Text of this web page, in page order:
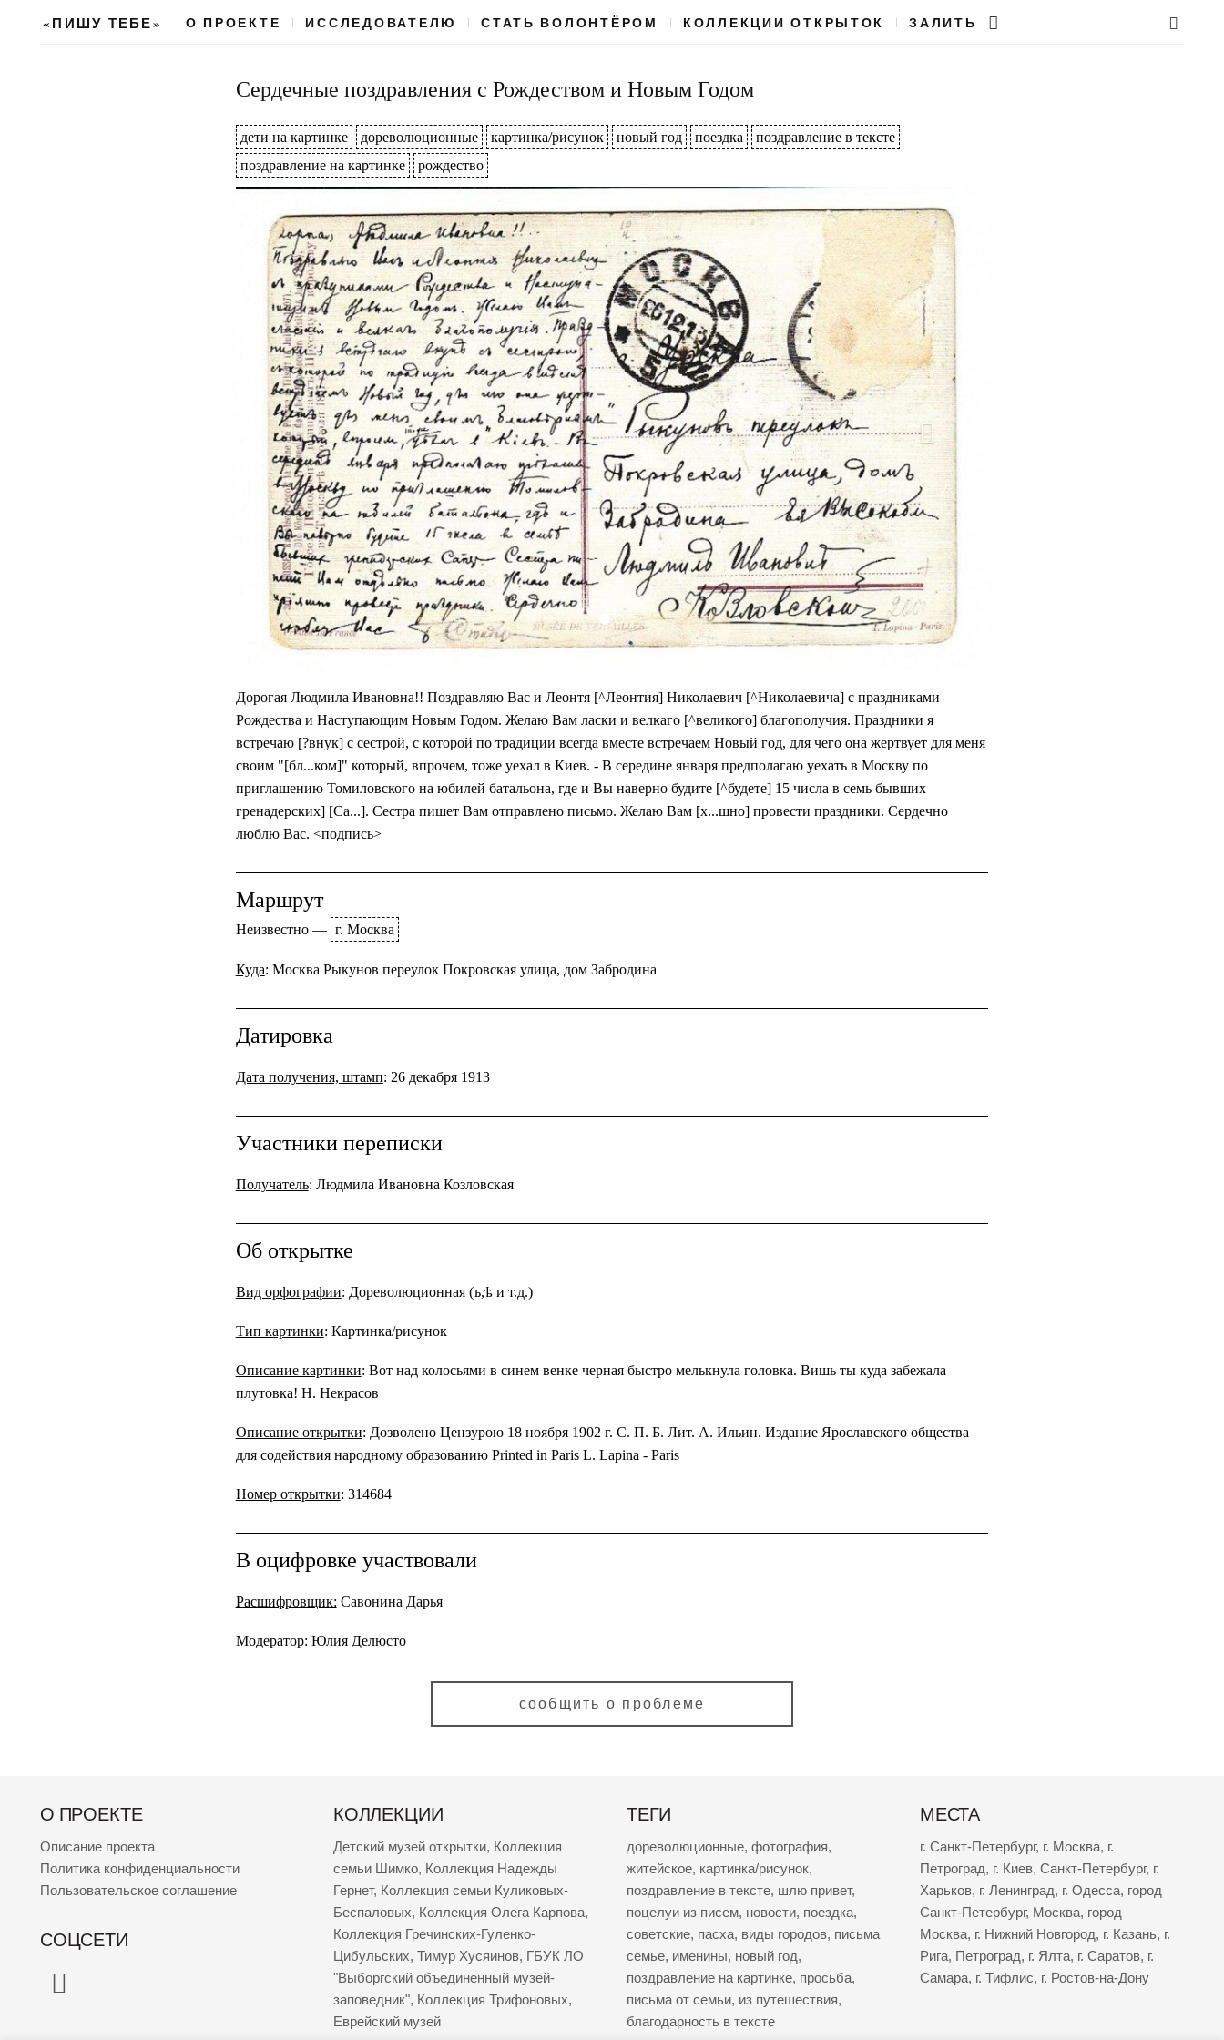
«ПИШУ ТЕБЕ» О ПРОЕКТЕ ИССЛЕДОВАТЕЛЮ СТАТЬ ВОЛОНТЁРОМ КОЛЛЕКЦИИ ОТКРЫТОК ЗАЛИТЬ
Сердечные поздравления с Рождеством и Новым Годом
дети на картинке дореволюционные картинка/рисунок новый год поездка
поздравление в тексте
поздравление на картинке
рождество
Дорогая Людмила Ивановна!! Поздравляю Вас и Леонтя [^Леонтия] Николаевич [^Николаевича] с праздниками
Рождества и Наступающим Новым Годом. Желаю Вам ласки и велкаго [^великого] благополучия. Праздники я
встречаю [?внук] с сестрой, с которой по традиции всегда вместе встречаем Новый год, для чего она жертвует для меня
своим "[бл...ком]" который, впрочем, тоже уехал в Киев. - В середине января предполагаю уехать в Москву по
приглашению Томиловского на юбилей батальона, где и Вы наверно будите [^будете] 15 числа в семь бывших
гренадерских] [Са...]. Сестра пишет Вам отправлено письмо. Желаю Вам [х...шно] провести праздники. Сердечно
люблю Вас. <подпись>
Маршрут
Неизвестно— г. Москва
Куда: Москва Рыкунов переулок Покровская улица, дом Забродина
Датировка
Дата получения, штамп: 26 декабря 1913
Участники переписки
Получатель: Людмила Ивановна Козловская
Об открытке
Вид орфографии: Дореволюционная (ъ,ѣ и т.д.)
Тип картинки: Картинка/рисунок
Описание картинки: Вот над колосьями в синем венке черная быстро мелькнула головка. Вишь ты куда забежала
плутовка! Н. Некрасов
Описание открытки: Дозволено Цензурою 18 ноября 1902 г. С. П. Б. Лит. А. Ильин. Издание Ярославского общества
для содействия народному образованию Printed in Paris L. Lapina - Paris
Номер открытки: 314684
В оцифровке участвовали
Расшифровщик: Савонина Дарья
Модератор: Юлия Делюсто
сообщить о проблеме
О ПРОЕКТЕ
Описание проекта
Политика конфиденциальности
Пользовательское соглашение
СОЦСЕТИ
КОЛЛЕКЦИИ
Детский музей открытки, Коллекция
семьи Шимко, Коллекция Надежды
Гернет, Коллекция семьи Куликовых-
Беспаловых, Коллекция Олега Карпова,
Коллекция Гречинских-Гуленко-
Цибульских, Тимур Хусяинов, ГБУК ЛО
"Выборгский объединенный музей-
заповедник", Коллекция Трифоновых,
Еврейский музей
ТЕГИ
дореволюционные, фотография,
житейское, картинка/рисунок,
поздравление в тексте, шлю привет,
поцелуи из писем, новости, поездка,
советские, пасха, виды городов, письма
семье, именины, новый год,
поздравление на картинке, просьба,
письма от семьи, из путешествия,
благодарность в тексте
МЕСТА
г. Санкт-Петербург, г. Москва, г.
Петроград, г. Киев, Санкт-Петербург, г.
Харьков, г. Ленинград, г. Одесса, город
Санкт-Петербург, Москва, город
Москва, г. Нижний Новгород, г. Казань, г.
Рига, Петроград, г. Ялта, г. Саратов, г.
Самара, г. Тифлис, г. Ростов-на-Дону